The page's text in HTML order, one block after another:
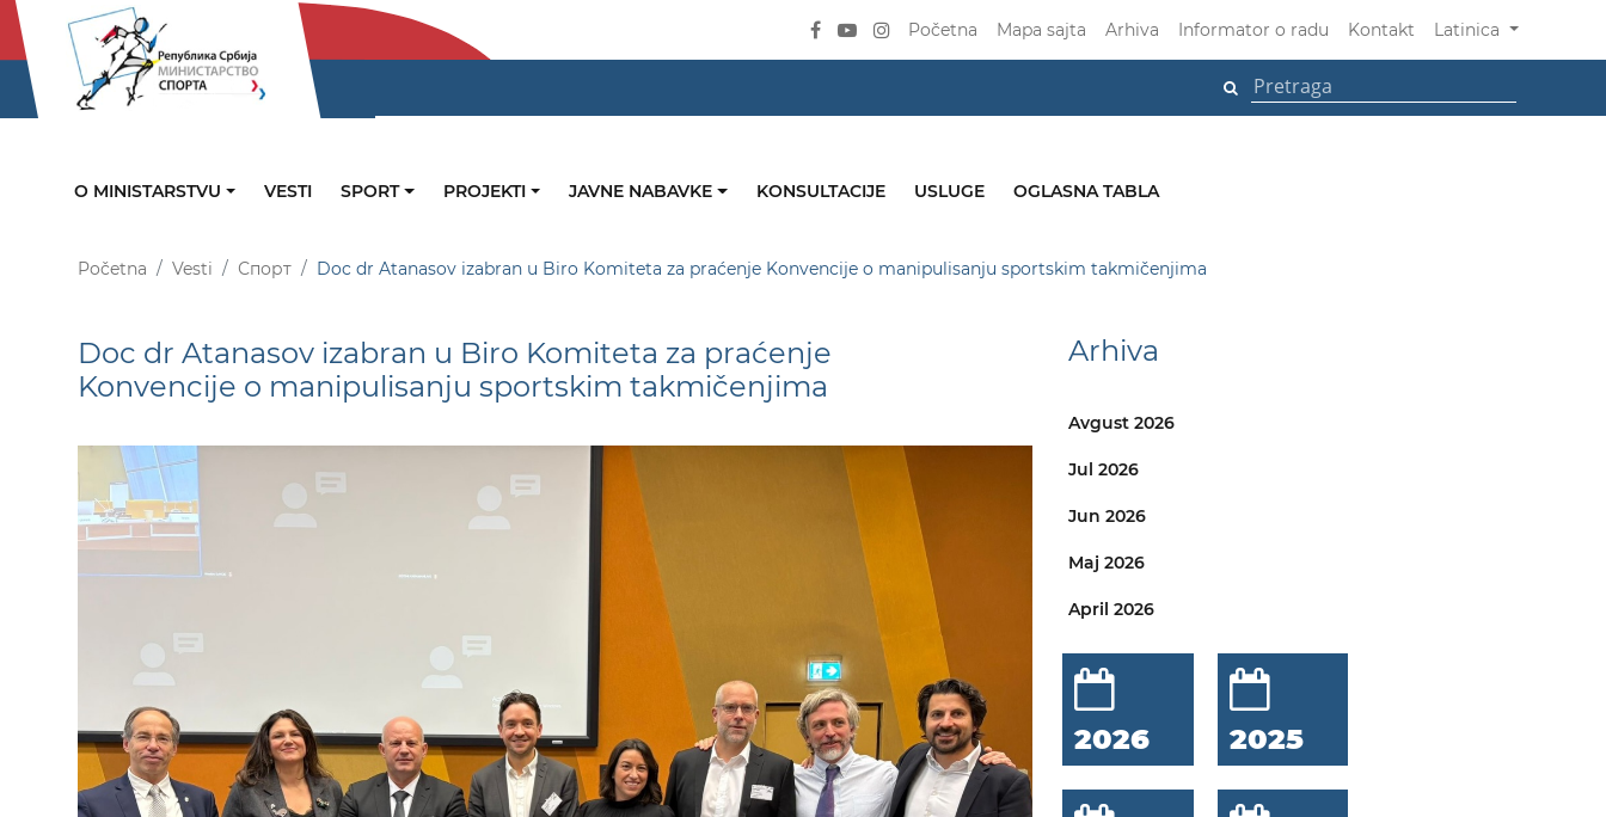
Početna Mapa sajta Arhiva Informator o radu Kontakt Latinica
O MINISTARSTVU VESTI SPORT PROJEKTI JAVNE NABAVKE KONSULTACIJE USLUGE OGLASNA TABLA
Početna Vesti Спорт Doc dr Atanasov izabran u Biro Komiteta za praćenje Konvencije o manipulisanju sportskim takmičenjima
Doc dr Atanasov izabran u Biro Komiteta za praćenje
Konvencije o manipulisanju sportskim takmičenjima
Arhiva
Avgust 2026
Jul 2026
Jun 2026
Maj 2026
April 2026
2026 2025